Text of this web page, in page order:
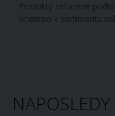
Produkty seřazené
orientaci v sortimentu